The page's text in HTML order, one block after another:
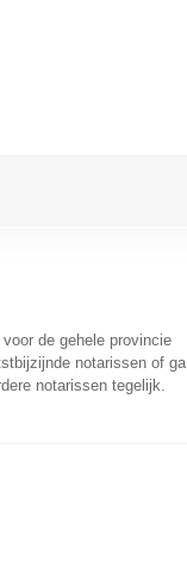
de gehele provincie
notarissen of ga
notarissen tegelijk.